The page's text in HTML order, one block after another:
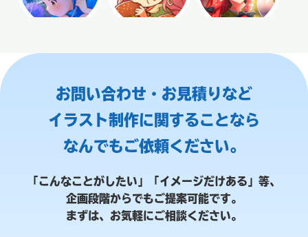
お問い合わせ・お見積りなど
イラスト制作に関することなら
なんでもご依頼ください。
「こんなことがしたい」「イメージだけある」等、
企画段階からでもご提案可能です。
まずは、お気軽にご相談ください。